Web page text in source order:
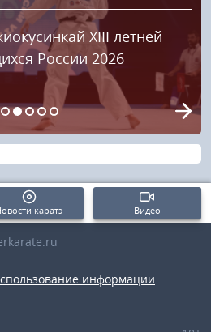
XIII летней
России 2026
каратэ Видео
информации